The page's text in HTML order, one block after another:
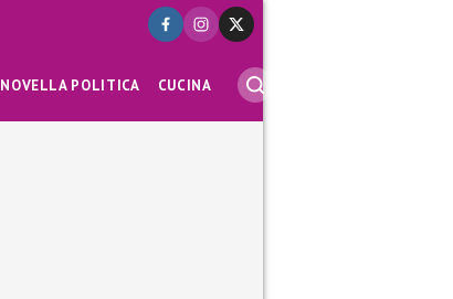
NOVELLA POLITICA CUCINA